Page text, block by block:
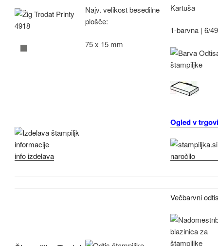
Najv. velikost besedilne
plošče:
75 x 15 mm
Kartuša
1-barvna | 6/
info izdelava
Ogled v
Večbarvni